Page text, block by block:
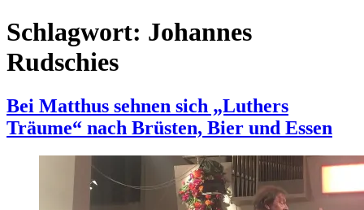
Schlagwort: Johannes
Rudschies
Bei Matthus sehnen sich „Luthers
Träume“ nach Brüsten, Bier und Essen